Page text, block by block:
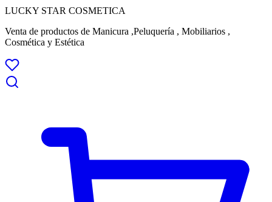
LUCKY STAR COSMETICA
Venta de productos de Manicura ,Peluquería , Mobiliarios ,
Cosmética y Estética